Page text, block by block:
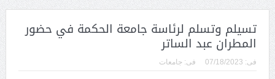
تسيلم وتسلم لرئاسة جامعة الحكمة في حضور
المطران عبد الساتر
فى: 07/18/2023 فى: جامعات